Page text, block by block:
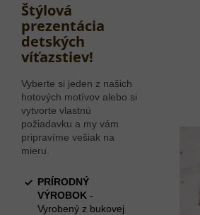
Štýlová
prezentácia
detských
víťazstiev!
Vyberte si jeden z našich
hotových motívov alebo si
vytvorte vlastnú
požiadavku a my vám
pripravíme vešiak na
mieru.
PRÍRODNÝ
VÝROBOK -
Vyrobený z bukovej